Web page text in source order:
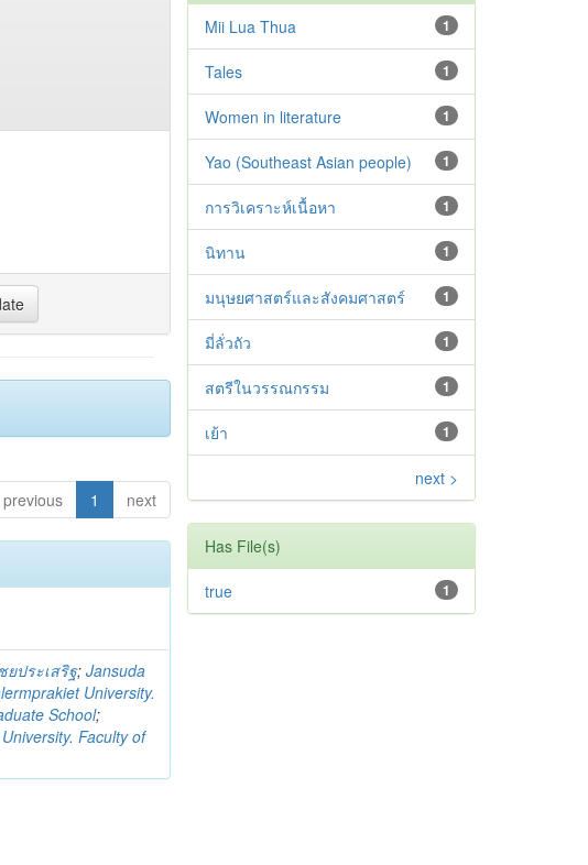
previous 1 next
ยประเสริฐ;Jansuda
University.
School;
Faculty of
1
Mii Lua Thua
1
Tales
1
Women in literature
1
Yao (Southeast Asian people)
1
การวิเคราะห์เนื้อหา
1
นิทาน
1
มนุษยศาสตร์และสังคมศาสตร์
1
มี่ลั่วถัว
1
สตรีในวรรณกรรม
1
เย้า
next >
Has File(s)
1
true